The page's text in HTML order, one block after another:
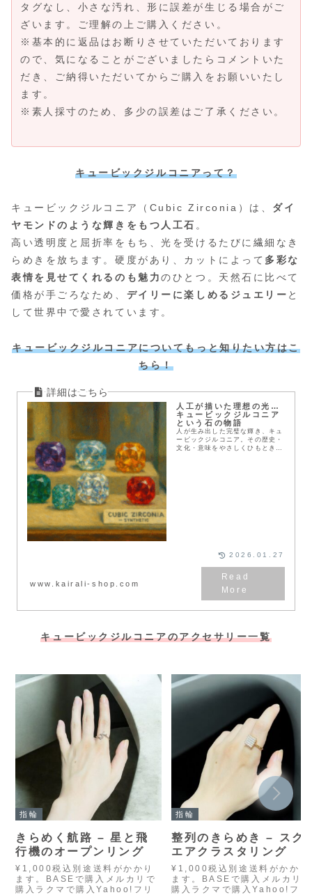
タグなし、小さな汚れ、形に誤差が生じる場合がご
ざいます。ご理解の上ご購入ください。
※基本的に返品はお断りさせていただいております
ので、気になることがございましたらコメントいた
だき、ご納得いただいてからご購入をお願いいたし
ます。
※素人採寸のため、多少の誤差はご了承ください。
キュービックジルコニアって？
キュービックジルコニア（Cubic Zirconia）は、 ダイ
ヤモンドのような輝きをもつ人工石 。
高い透明度と屈折率をもち、光を受けるたびに繊細なき
らめきを放ちます。硬度があり、カットによって 多彩な
表情を見せてくれるのも魅力のひとつ。天然石に比べて
価格が手ごろなため、 デイリーに楽しめるジュエリー と
して世界中で愛されています。
キュービックジルコニアについてもっと知りたい方はこ
ちら！
人工が描いた理想の光…
キュービックジルコニア
という石の物語
人が生み出した完璧な輝き、キュ
ービックジルコニア。その歴史・
文化・意味をやさしくひもとき、
www.kairali-shop.com
2026.01.27
キュービックジルコニアのアクセサリー一覧
指輪
きらめく航路 – 星と飛
行機のオープンリング
¥1,000税込別途送料がかかり
ます。BASEで購入メルカリで
購入ラクマで購入Yahoo!フリ
指輪
整列のきらめき – スク
エアクラスタリング
¥1,000税込別途送料がかかり
ます。BASEで購入メルカリで
購入ラクマで購入Yahoo!フリ